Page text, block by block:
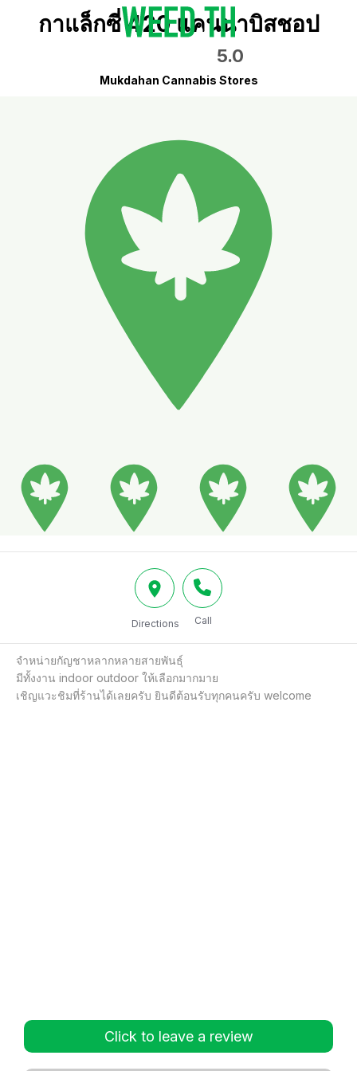
กาแล็กซี่ 420 แคนนาบิสชอป
5.0
Mukdahan Cannabis Stores
Directions Call
จำหน่ายกัญชาหลากหลายสายพันธุ์
มีทั้งงาน indoor outdoor ให้เลือกมากมาย
เชิญแวะชิมที่ร้านได้เลยครับ ยินดีต้อนรับทุกคนครับ welcome
Click to leave a review